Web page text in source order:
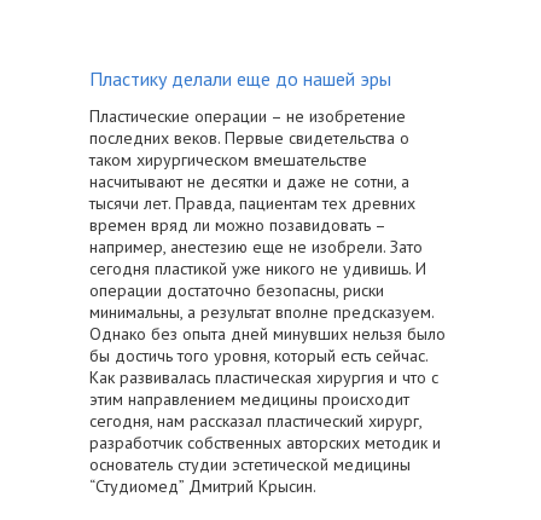
Пластику делали еще до нашей эры
Пластические операции – не изобретение
последних веков. Первые свидетельства о
таком хирургическом вмешательстве
насчитывают не десятки и даже не сотни, а
тысячи лет. Правда, пациентам тех древних
времен вряд ли можно позавидовать –
например, анестезию еще не изобрели. Зато
сегодня пластикой уже никого не удивишь. И
операции достаточно безопасны, риски
минимальны, а результат вполне предсказуем.
Однако без опыта дней минувших нельзя было
бы достичь того уровня, который есть сейчас.
Как развивалась пластическая хирургия и что с
этим направлением медицины происходит
сегодня, нам рассказал пластический хирург,
разработчик собственных авторских методик и
основатель студии эстетической медицины
“Студиомед” Дмитрий Крысин.